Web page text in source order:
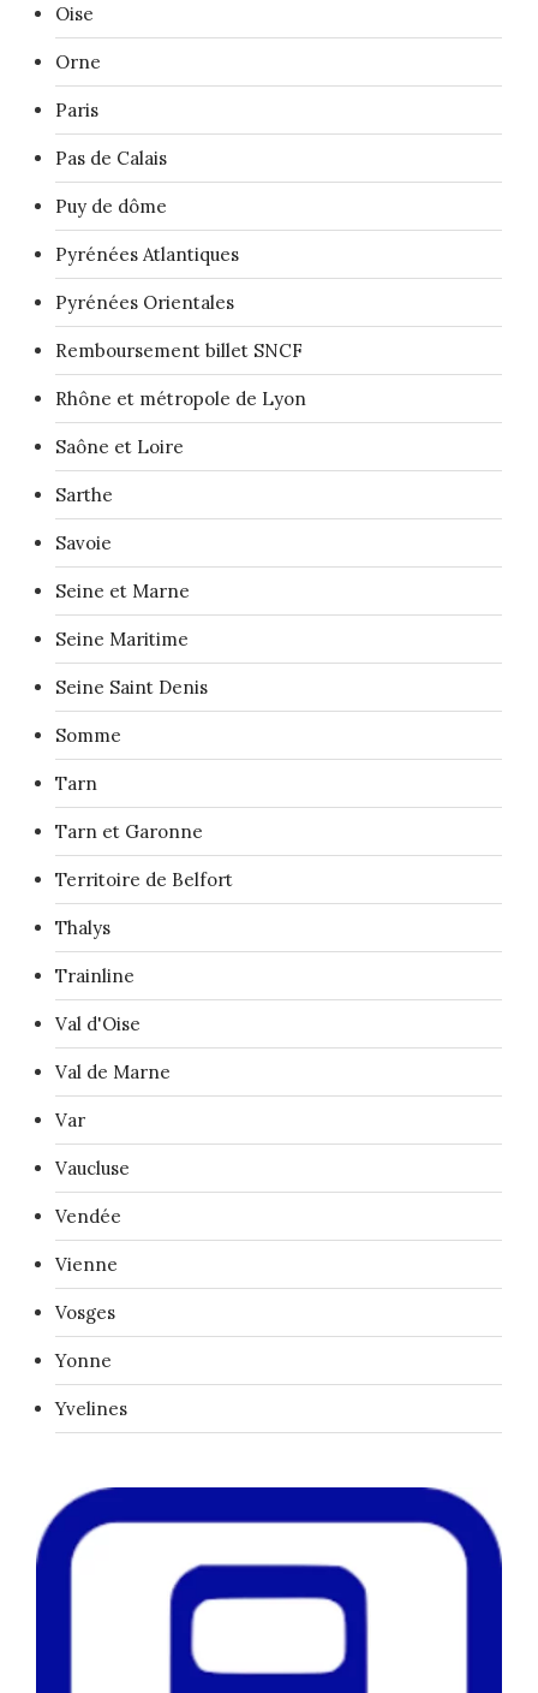
Oise
Orne
Paris
Pas de Calais
Puy de dôme
Pyrénées Atlantiques
Pyrénées Orientales
Remboursement billet SNCF
Rhône et métropole de Lyon
Saône et Loire
Sarthe
Savoie
Seine et Marne
Seine Maritime
Seine Saint Denis
Somme
Tarn
Tarn et Garonne
Territoire de Belfort
Thalys
Trainline
Val d'Oise
Val de Marne
Var
Vaucluse
Vendée
Vienne
Vosges
Yonne
Yvelines